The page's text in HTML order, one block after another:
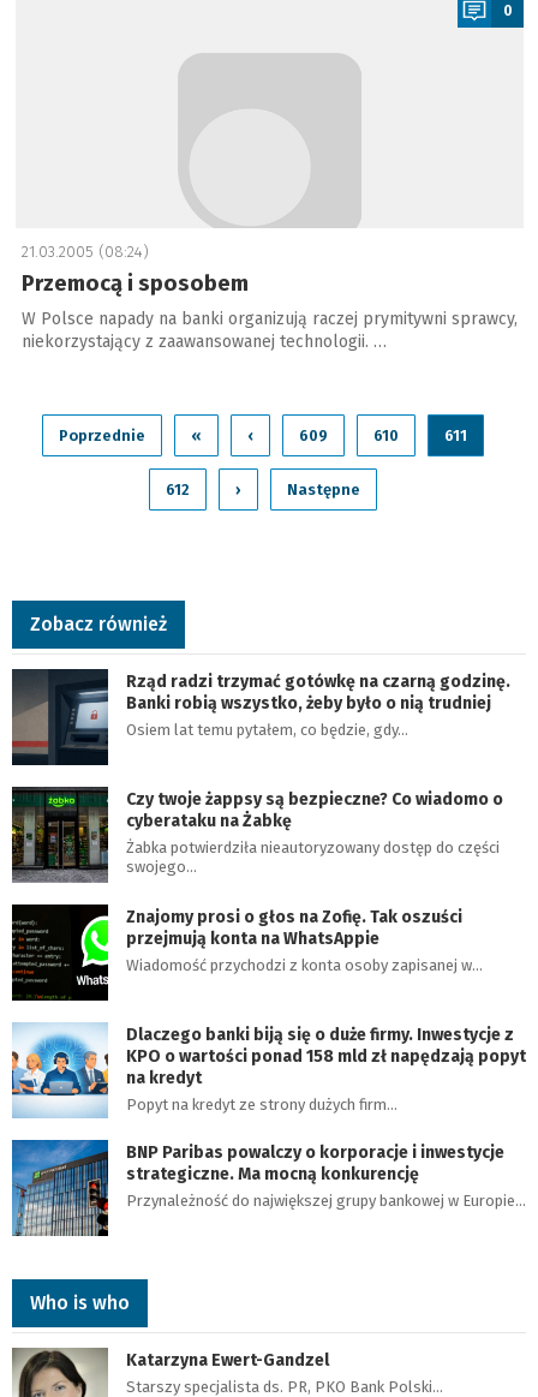
0
21.03.2005 (08:24)
Przemocą i sposobem
W Polsce napady na banki organizują raczej prymitywni sprawcy,
niekorzystający z zaawansowanej technologii. …
Poprzednie « ‹ 609 610 611
612 › Następne
Zobacz również
Rząd radzi trzymać gotówkę na czarną godzinę.
Banki robią wszystko, żeby było o nią trudniej
Osiem lat temu pytałem, co będzie, gdy…
Czy twoje żappsy są bezpieczne? Co wiadomo o
cyberataku na Żabkę
Żabka potwierdziła nieautoryzowany dostęp do części
swojego…
Znajomy prosi o głos na Zofię. Tak oszuści
przejmują konta na WhatsAppie
Wiadomość przychodzi z konta osoby zapisanej w…
Dlaczego banki biją się o duże firmy. Inwestycje z
KPO o wartości ponad 158 mld zł napędzają popyt
na kredyt
Popyt na kredyt ze strony dużych firm…
BNP Paribas powalczy o korporacje i inwestycje
strategiczne. Ma mocną konkurencję
Przynależność do największej grupy bankowej w Europie…
Who is who
Katarzyna Ewert-Gandzel
Starszy specjalista ds. PR, PKO Bank Polski…